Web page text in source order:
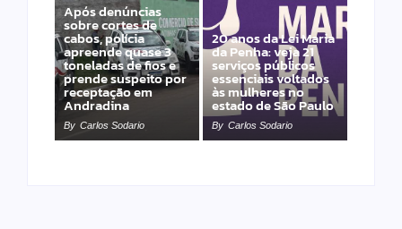
Após denúncias
sobre cortes de
cabos, polícia
apreende quase 3
toneladas de fios e
prende suspeito por
receptação em
Andradina
By Carlos Sodario
20 anos da Lei Maria
da Penha: veja 21
serviços públicos
essenciais voltados
às mulheres no
estado de São Paulo
By Carlos Sodario